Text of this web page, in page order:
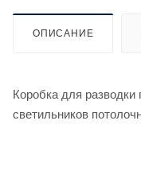
ОПИСАНИЕ
Коробка для разводки
светильников